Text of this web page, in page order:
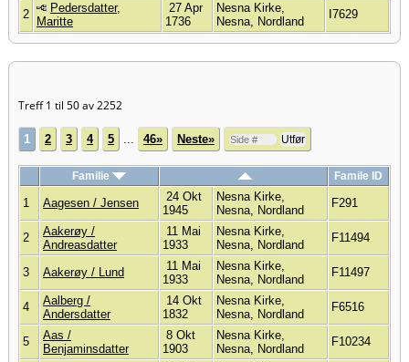
2
Pedersdatter,
Maritte
27 Apr
1736
Nesna Kirke,
Nesna, Nordland
I7629
Treff 1 til 50 av 2252
1 2 3 4 5 ... 46» Neste»
Familie Famile ID
1 Aagesen / Jensen
24 Okt
1945
Nesna Kirke,
Nesna, Nordland
F291
2
Aakerøy /
Andreasdatter
11 Mai
1933
Nesna Kirke,
Nesna, Nordland
F11494
3 Aakerøy / Lund
11 Mai
1933
Nesna Kirke,
Nesna, Nordland
F11497
4
Aalberg /
Andersdatter
14 Okt
1832
Nesna Kirke,
Nesna, Nordland
F6516
5
Aas /
Benjaminsdatter
8 Okt
1903
Nesna Kirke,
Nesna, Nordland
F10234